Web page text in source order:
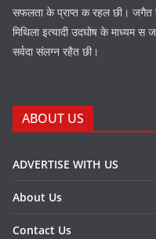
सफलता के प्राप्त क रहल छी। जगैत
मिथिला इत्यादी उदघोष के माध्यम
सर्वदा संलग्न रहैत छी।
ABOUT US
ADVERTISE WITH US
About Us
Contact Us